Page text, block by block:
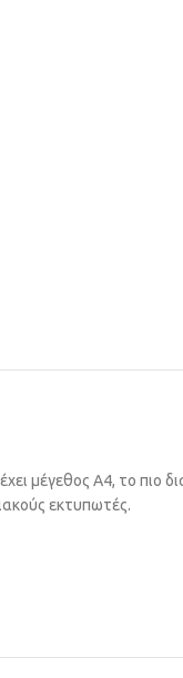
μέγεθος Α4, το πιο
εκτυπωτές.